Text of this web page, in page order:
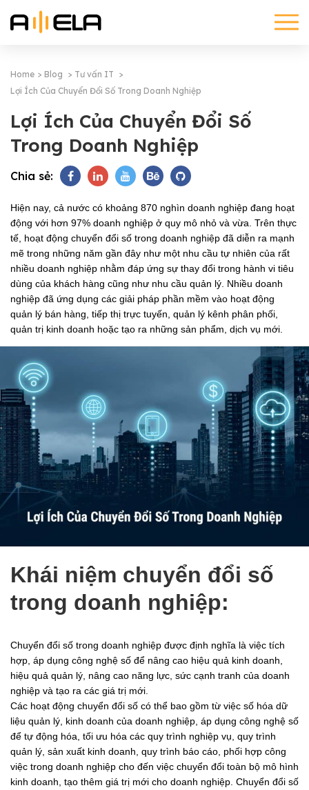
Home Blog
Tư vấn IT
Lợi Ích Của Chuyển Đổi Số Trong Doanh Nghiệp
Lợi Ích Của Chuyển Đổi Số
Trong Doanh Nghiệp
Chia sẻ:
Hiện nay, cả nước có khoảng 870 nghìn doanh nghiệp đang hoạt
động với hơn 97% doanh nghiệp ở quy mô nhỏ và vừa. Trên thực
tế, hoạt động chuyển đổi số trong doanh nghiệp đã diễn ra mạnh
mẽ trong những năm gần đây như một nhu cầu tự nhiên của rất
nhiều doanh nghiệp nhằm đáp ứng sự thay đổi trong hành vi tiêu
dùng của khách hàng cũng như nhu cầu quản lý. Nhiều doanh
nghiệp đã ứng dụng các giải pháp phần mềm vào hoạt động
quản lý bán hàng, tiếp thị trực tuyến, quản lý kênh phân phối,
quản trị kinh doanh hoặc tạo ra những sản phẩm, dịch vụ mới.
Khái niệm chuyển đổi số
trong doanh nghiệp:
Chuyển đổi số trong doanh nghiệp được định nghĩa là việc tích
hợp, áp dụng công nghệ số để nâng cao hiệu quả kinh doanh,
hiệu quả quản lý, nâng cao năng lực, sức cạnh tranh của doanh
nghiệp và tạo ra các giá trị mới.
Các hoạt động chuyển đổi số có thể bao gồm từ việc số hóa dữ
liệu quản lý, kinh doanh của doanh nghiệp, áp dụng công nghệ số
để tự động hóa, tối ưu hóa các quy trình nghiệp vụ, quy trình
quản lý, sản xuất kinh doanh, quy trình báo cáo, phối hợp công
việc trong doanh nghiệp cho đến việc chuyển đổi toàn bộ mô hình
kinh doanh, tạo thêm giá trị mới cho doanh nghiệp. Chuyển đổi số